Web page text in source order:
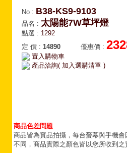
No : B38-KS9-9103
品名 : 太陽能7W草坪燈
點選 : 1292
定 價 : 14890 優惠價 :
置入購物車
產品洽詢( 加入選購清單 )
商品色差問題
商品皆為實品拍攝，每台螢幕與手機
不同，商品實際之顏色皆以您所收到之